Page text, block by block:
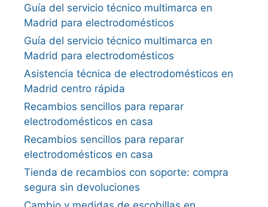
Guía del servicio técnico multimarca en
Madrid para electrodomésticos
Guía del servicio técnico multimarca en
Madrid para electrodomésticos
Asistencia técnica de electrodomésticos en
Madrid centro rápida
Recambios sencillos para reparar
electrodomésticos en casa
Recambios sencillos para reparar
electrodomésticos en casa
Tienda de recambios con soporte: compra
segura sin devoluciones